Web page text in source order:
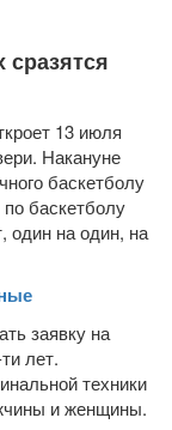
13 июля
Накануне
баскетболу
баскетболу
один на один, на
заявку на
лет.
техники
и женщины.